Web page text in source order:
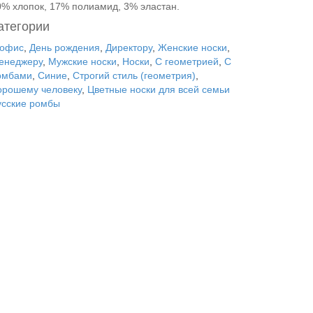
хлопок, 17% полиамид, 3% эластан.
День рождения Директору, Женские носки
, Мужские носки Носки С геометрией С
Синие Строгий стиль (геометрия)
человеку, Цветные носки для всей семьи
ромбы